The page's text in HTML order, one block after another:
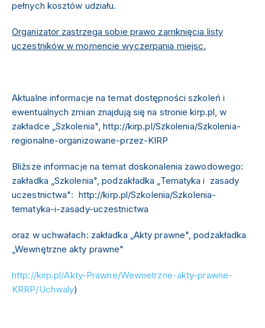
pełnych kosztów udziału.
Organizator zastrzega sobie prawo zamknięcia listy
uczestników w momencie wyczerpania miejsc.
Aktualne informacje na temat dostępności szkoleń i
ewentualnych zmian znajdują się na stronie kirp.pl, w
zakładce „Szkolenia",http://kirp.pl/Szkolenia/Szkolenia-
regionalne-organizowane-przez-KIRP
Bliższe informacje na temat doskonalenia zawodowego:
zakładka „Szkolenia", podzakładka „Tematyka i zasady
uczestnictwa": http://kirp.pl/Szkolenia/Szkolenia-
tematyka-i-zasady-uczestnictwa
oraz w uchwałach: zakładka „Akty prawne", podzakładka
„Wewnętrzne akty prawne"
http://kirp.pl/Akty-Prawne/Wewnetrzne-akty-prawne-
KRRP/Uchwaly)